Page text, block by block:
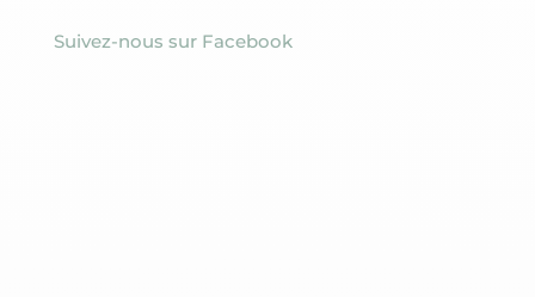
Suivez-nous sur Facebook